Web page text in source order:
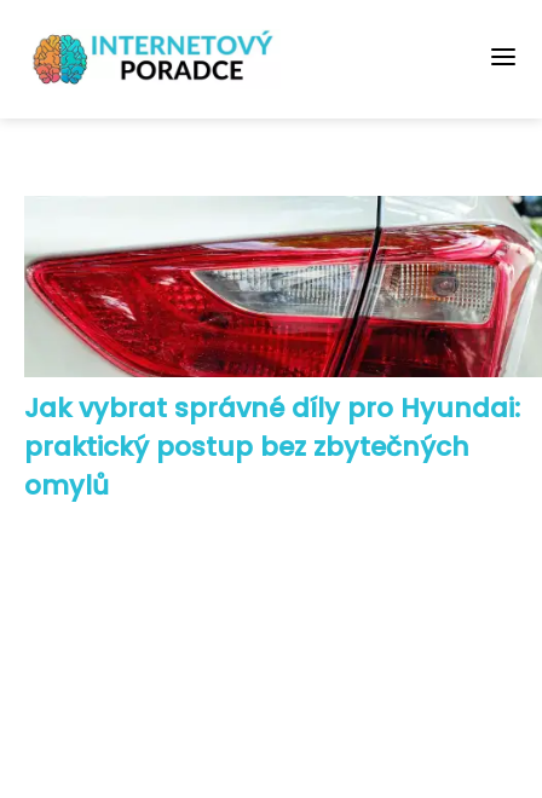
Jak vybrat správné díly pro Hyundai:
praktický postup bez zbytečných
omylů